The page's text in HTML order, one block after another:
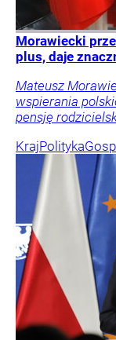
Morawiecki
plus, daje
Mateusz
wspierania
pensję
KrajPolityka